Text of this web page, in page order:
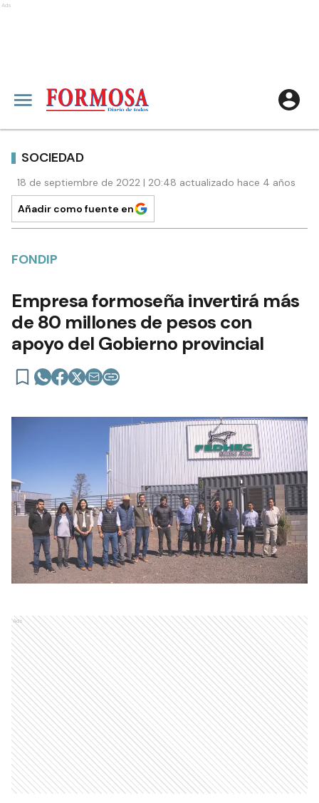
Ads
SOCIEDAD
18 de septiembre de 2022 | 20:48 actualizado hace 4 años
Añadir como fuente en
FONDIP
Empresa formoseña invertirá más
de 80 millones de pesos con
apoyo del Gobierno provincial
Ads